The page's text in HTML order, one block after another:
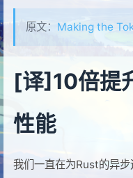
原文： Making the
[译]10倍提
性能
我们一直在为Rust的异